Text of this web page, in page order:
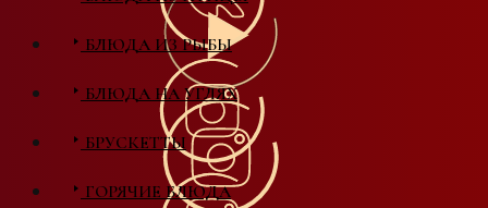
БЛЮДА ИЗ РЫБЫ
БЛЮДА НА УГЛЯХ
БРУСКЕТТЫ
ГОРЯЧИЕ БЛЮДА